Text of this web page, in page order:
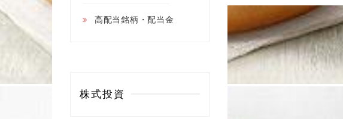
高配当銘柄・配当金
株式投資